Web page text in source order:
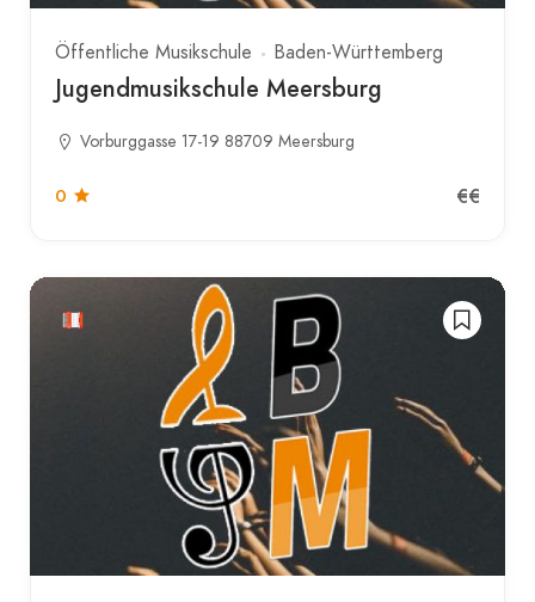
Öffentliche Musikschule Baden-Württemberg
Jugendmusikschule Meersburg
Vorburggasse 17-19 88709 Meersburg
0 €€